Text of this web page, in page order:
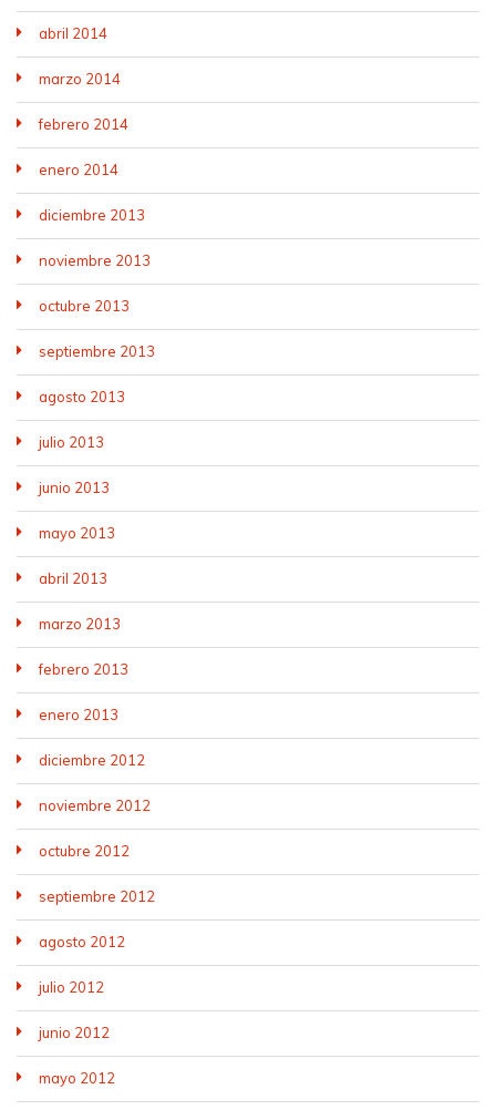
abril 2014
marzo 2014
febrero 2014
enero 2014
diciembre 2013
noviembre 2013
octubre 2013
septiembre 2013
agosto 2013
julio 2013
junio 2013
mayo 2013
abril 2013
marzo 2013
febrero 2013
enero 2013
diciembre 2012
noviembre 2012
octubre 2012
septiembre 2012
agosto 2012
julio 2012
junio 2012
mayo 2012